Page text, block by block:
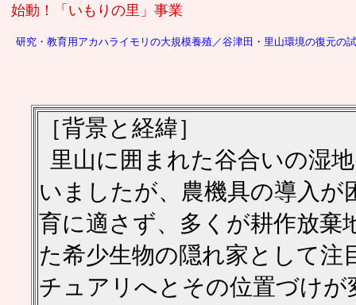
始動！「いもりの里」事業
研究・教育用アカハライモリの大規模養殖／谷津田・里山環境の復元の
［背景と経緯］
里山に囲まれた谷合いの湿
いましたが、農機具の導入が
育に適さず、多くが耕作放棄
た希少生物の隠れ家として
チュアリへとその位置づけ